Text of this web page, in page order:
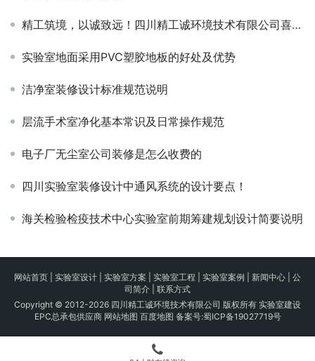
精工筑境，以诚致远！四川精工诚环境技术有限公司喜迎七一建党节
实验室地面采用PVC塑胶地板的好处及优势
洁净室装修设计标准规范说明
层流手术室净化基本常识及日常操作规范
电子厂无尘室公司装修是怎么收费的
四川实验室装修设计中通风系统的设计要点！
海关检验检疫技术中心实验室前期筹建规划设计简要说明
网站首页 实验室设计 实验室方案 实验室工程 实验室案例 新闻中心
公
司简介
联系方式
Copyright © 2012-2026 四川精工诚环境技术有限公司 版权所有 实验室建设
EPC总承包供应商 网站地图 百度地图 备案号:蜀ICP备19027719号